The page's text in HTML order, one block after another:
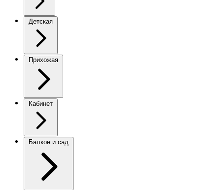
Детская
Прихожая
Кабинет
Балкон и сад